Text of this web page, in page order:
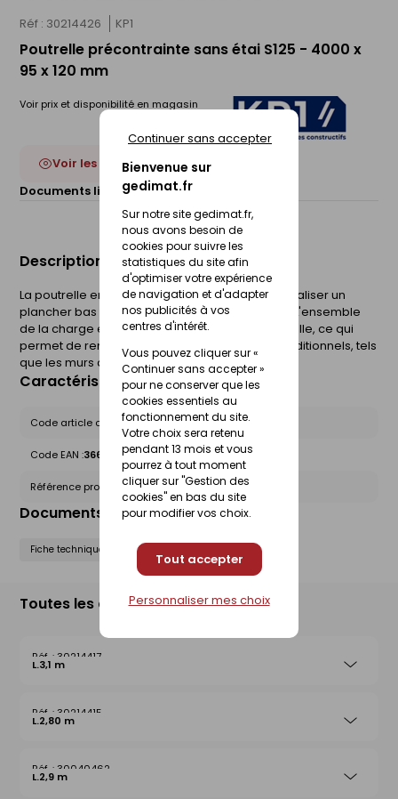
Bienvenue sur
gedimat.fr
Sur notre site gedimat.fr,
nous avons besoin de
cookies pour suivre les
statistiques du site afin
d'optimiser votre expérience
de navigation et d'adapter
nos publicités à vos
centres d'intérêt.
Vous pouvez cliquer sur «
Continuer sans accepter »
pour ne conserver que les
cookies essentiels au
fonctionnement du site.
Votre choix sera retenu
pendant 13 mois et vous
pourrez à tout moment
cliquer sur "Gestion des
cookies" en bas du site
pour modifier vos choix.
Tout accepter
Continuer sans accepter
Personnaliser mes choix
Réf : 30214426 KP1
Poutrelle précontrainte sans étai S125 - 4000 x
95 x 120 mm
Voir prix et disponibilité en magasin
Voir les 17 déclinaisons
Documents liés :
Fiche technique
Description du produit
La poutrelle en béton précontraint permet de réaliser un
plancher bas 13+4 sans étais sur vide sanitaire. L'ensemble
de la charge est réparti sur les appuis de poutrelle, ce qui
permet de remplacer les éléments porteurs traditionnels, tels
que les murs de refend.
Caractéristiques du produit
Code article chez le fournisseur :27468
Code EAN :3660073274684
Référence produit nationale Gedimat :30214426
Documents liés
Fiche technique
Toutes les déclinaisons
30214417
L.3,1 m
30214415
L.2,80 m
30040462
L.2,9 m